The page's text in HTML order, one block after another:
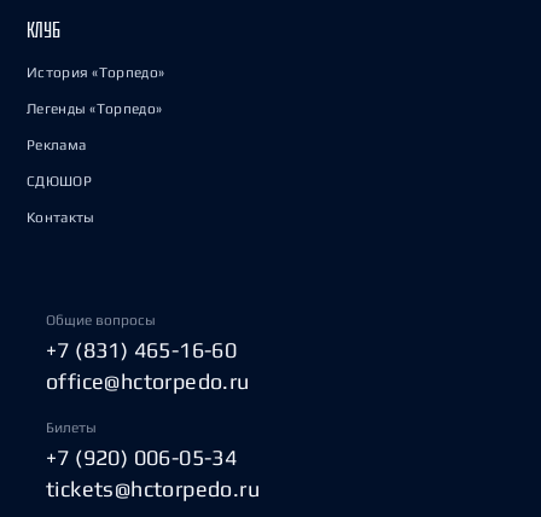
КЛУБ
История «Торпедо»
Легенды «Торпедо»
Реклама
СДЮШОР
Контакты
Общие вопросы
+7 (831) 465-16-60
office@hctorpedo.ru
Билеты
+7 (920) 006-05-34
tickets@hctorpedo.ru